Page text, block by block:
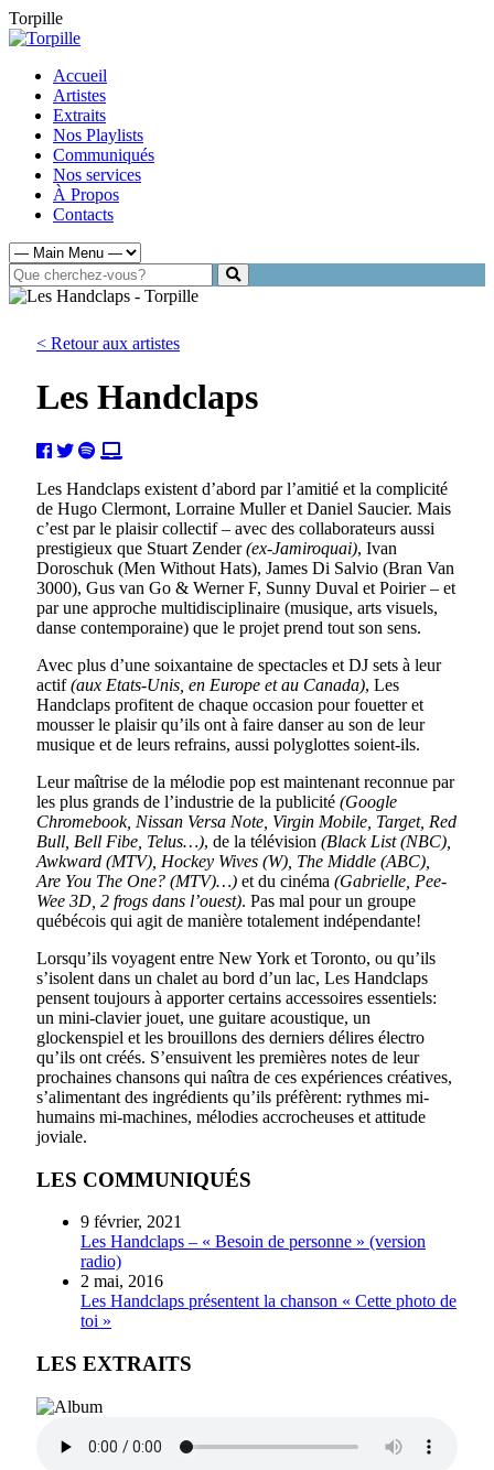
Torpille
Accueil
Artistes
Extraits
Nos Playlists
Communiqués
Nos services
À Propos
Contacts
< Retour aux artistes
Les Handclaps
Les Handclaps existent d’abord par l’amitié et la complicité
de Hugo Clermont, Lorraine Muller et Daniel Saucier. Mais
c’est par le plaisir collectif – avec des collaborateurs aussi
prestigieux que Stuart Zender(ex-Jamiroquai), Ivan
Doroschuk (Men Without Hats), James Di Salvio (Bran Van
3000), Gus van Go & Werner F, Sunny Duval et Poirier – et
par une approche multidisciplinaire (musique, arts visuels,
danse contemporaine) que le projet prend tout son sens.
Avec plus d’une soixantaine de spectacles et DJ sets à leur
actif(aux Etats-Unis, en Europe et au Canada), Les
Handclaps profitent de chaque occasion pour fouetter et
mousser le plaisir qu’ils ont à faire danser au son de leur
musique et de leurs refrains, aussi polyglottes soient-ils.
Leur maîtrise de la mélodie pop est maintenant reconnue par
les plus grands de l’industrie de la publicité (Google
Chromebook, Nissan Versa Note, Virgin Mobile, Target, Red
Bull, Bell Fibe, Telus…), de la télévision (Black List (NBC),
Awkward (MTV), Hockey Wives (W), The Middle (ABC),
Are You The One? (MTV)…) et du cinéma (Gabrielle, Pee-
Wee 3D, 2 frogs dans l’ouest). Pas mal pour un groupe
québécois qui agit de manière totalement indépendante!
Lorsqu’ils voyagent entre New York et Toronto, ou qu’ils
s’isolent dans un chalet au bord d’un lac, Les Handclaps
pensent toujours à apporter certains accessoires essentiels:
un mini-clavier jouet, une guitare acoustique, un
glockenspiel et les brouillons des derniers délires électro
qu’ils ont créés. S’ensuivent les premières notes de leur
prochaines chansons qui naîtra de ces expériences créatives,
s’alimentant des ingrédients qu’ils préfèrent: rythmes mi-
humains mi-machines, mélodies accrocheuses et attitude
joviale.
LES COMMUNIQUÉS
9 février, 2021
Les Handclaps – « Besoin de personne » (version
radio)
2 mai, 2016
Les Handclaps présentent la chanson « Cette photo de
toi »
LES EXTRAITS